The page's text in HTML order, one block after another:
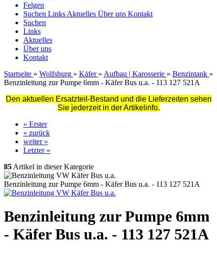
Felgen
Suchen Links Aktuelles Über uns Kontakt
Suchen
Links
Aktuelles
Über uns
Kontakt
Startseite » Wolfsburg » Käfer » Aufbau | Karosserie » Benzintank »
Benzinleitung zur Pumpe 6mm - Käfer Bus u.a. - 113 127 521A
Den aktuellen Ersatzteil-Bestand und die Lieferzeiten sehen
Sie jederzeit in der Artikelinfo.
« Erster
« zurück
weiter »
Letzter »
85 Artikel in dieser Kategorie
Benzinleitung zur Pumpe 6mm - Käfer Bus u.a. - 113 127 521A
Benzinleitung zur Pumpe 6mm
- Käfer Bus u.a. - 113 127 521A